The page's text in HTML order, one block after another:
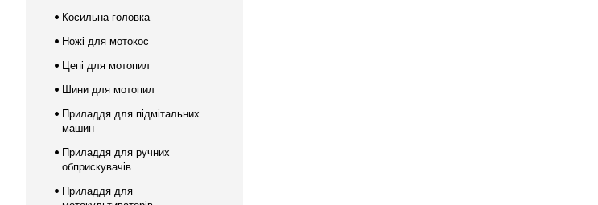
Косильна головка
Ножі для мотокос
Цепі для мотопил
Шини для мотопил
Приладдя для підмітальних
машин
Приладдя для ручних
обприскувачів
Приладдя для